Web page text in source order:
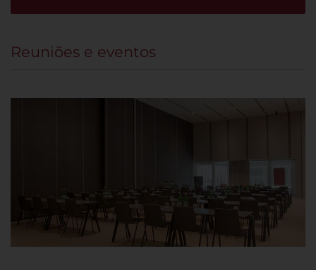
Reuniões e eventos